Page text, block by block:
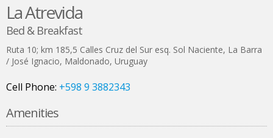
La Atrevida
Bed & Breakfast
Ruta 10; km 185,5 Calles Cruz del Sur esq. Sol Naciente, La Barra
/ José Ignacio, Maldonado, Uruguay
Cell Phone: +598 9 3882343
Amenities